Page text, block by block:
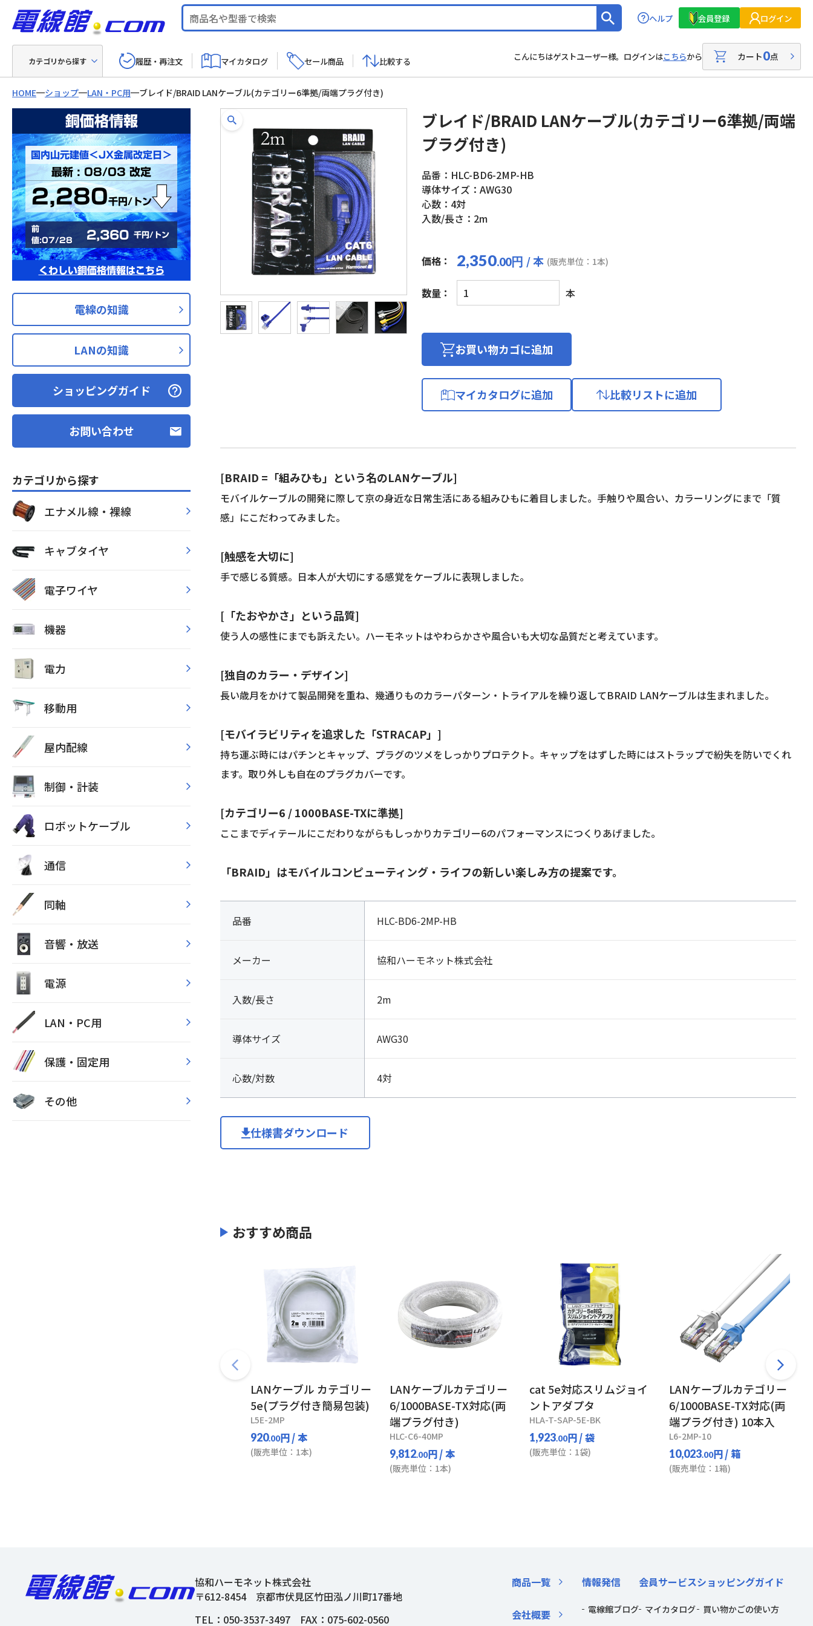
ヘルプ 会員登録 ログイン
カテゴリから探す 履歴・再注文 マイカタログ セール商品 比較する こんにちはゲストユーザー様。ログインはこちらから カート0点
HOME ショップ LAN・PC用 ブレイド/BRAID LANケーブル(カテゴリー6準拠/両端プラグ付き)
銅価格情報
国内山元建値＜JX金属改定日＞
最新 : 08/03 改定
2,280千円/トン
前
値:07/28
2,360 千円/トン
くわしい銅価格情報はこちら
電線の知識
LANの知識
ショッピングガイド
お問い合わせ
カテゴリから探す
エナメル線・裸線
キャブタイヤ
電子ワイヤ
機器
電力
移動用
屋内配線
制御・計装
ロボットケーブル
通信
同軸
音響・放送
電源
LAN・PC用
保護・固定用
その他
ブレイド/BRAID LANケーブル(カテゴリー6準拠/両端
プラグ付き)
品番：HLC-BD6-2MP-HB
導体サイズ：AWG30
心数：4対
入数/長さ：2m
価格： 2,350.00円 / 本 (販売単位：1本)
数量：
ブ
レ
ド/BRAID
ゴ
ー
準
ラ
個
本
お買い物カゴに追加
マイカタログに追加 比較リストに追加
[BRAID =「組みひも」という名のLANケーブル]
モバイルケーブルの開発に際して京の身近な日常生活にある組みひもに着目しました。手触りや風合い、カラーリングにまで「質
感」にこだわってみました。
[触感を大切に]
手で感じる質感。日本人が大切にする感覚をケーブルに表現しました。
[「たおやかさ」という品質]
使う人の感性にまでも訴えたい。ハーモネットはやわらかさや風合いも大切な品質だと考えています。
[独自のカラー・デザイン]
長い歳月をかけて製品開発を重ね、幾通りものカラーパターン・トライアルを繰り返してBRAID LANケーブルは生まれました。
[モバイラビリティを追求した「STRACAP」]
持ち運ぶ時にはパチンとキャップ、プラグのツメをしっかりプロテクト。キャップをはずした時にはストラップで紛失を防いでくれ
ます。取り外しも自在のプラグカバーです。
[カテゴリー6 / 1000BASE-TXに準拠]
ここまでディテールにこだわりながらもしっかりカテゴリー6のパフォーマンスにつくりあげました。
「BRAID」はモバイルコンピューティング・ライフの新しい楽しみ方の提案です。
品番 HLC-BD6-2MP-HB
メーカー 協和ハーモネット株式会社
入数/長さ 2m
導体サイズ AWG30
心数/対数 4対
仕様書ダウンロード
おすすめ商品
LANケーブル カテゴリー
5e(プラグ付き簡易包装)
L5E-2MP
920.00円/ 本
(販売単位：1本)
LANケーブルカテゴリー
6/1000BASE-TX対応(両
端プラグ付き)
HLC-C6-40MP
9,812.00円/ 本
(販売単位：1本)
cat 5e対応スリムジョイ
ントアダプタ
HLA-T-SAP-5E-BK
1,923.00円/ 袋
(販売単位：1袋)
LANケーブルカテゴリー
6/1000BASE-TX対応(両
端プラグ付き) 10本入
L6-2MP-10
10,023.00円/ 箱
(販売単位：1箱)
協和ハーモネット株式会社
〒612-8454 京都市伏見区竹田泓ノ川町17番地
TEL： 050-3537-3497 FAX：075-602-0560
商品一覧
会社概要
情報発信
電線館ブログ
会員サービス
マイカタログ
ショッピングガイド
買い物かごの使い方